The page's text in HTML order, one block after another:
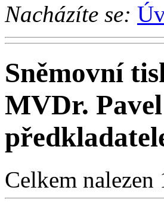
Nacházíte se:
Sněmovní
MVDr.
Celkem nalezen